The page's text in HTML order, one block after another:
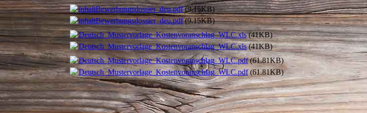
inhaltBewerbungsdossier_deu.pdf(9.15KB)
inhaltBewerbungsdossier_deu.pdf(9.15KB)
Deutsch_Mustervorlage_Kostenvoranschlag_WLC.xls(41KB)
Deutsch_Mustervorlage_Kostenvoranschlag_WLC.xls(41KB)
Deutsch_Mustervorlage_Kostenvoranschlag_WLC.pdf(61.81KB)
Deutsch_Mustervorlage_Kostenvoranschlag_WLC.pdf(61.81KB)